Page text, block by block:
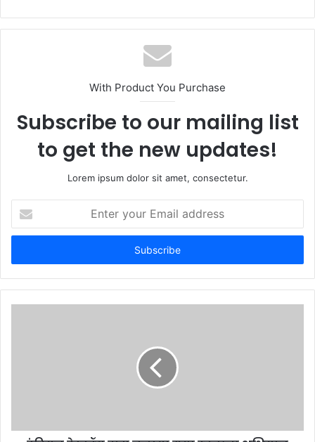
With Product You Purchase
Subscribe to our mailing list
to get the new updates!
Lorem ipsum dolor sit amet, consectetur.
your
Email